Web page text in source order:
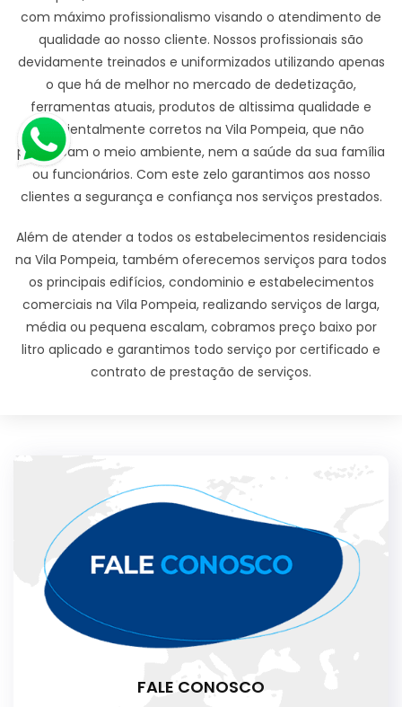
com máximo profissionalismo visando o atendimento de
qualidade ao nosso cliente. Nossos profissionais são
devidamente treinados e uniformizados utilizando apenas
o que há de melhor no mercado de dedetização,
ferramentas atuais, produtos de altissima qualidade e
ambientalmente corretos na Vila Pompeia, que não
prejudicam o meio ambiente, nem a saúde da sua família
ou funcionários. Com este zelo garantimos aos nosso
clientes a segurança e confiança nos serviços prestados.
Além de atender a todos os estabelecimentos residenciais
na Vila Pompeia, também oferecemos serviços para todos
os principais edifícios, condominio e estabelecimentos
comerciais na Vila Pompeia, realizando serviços de larga,
média ou pequena escalam, cobramos preço baixo por
litro aplicado e garantimos todo serviço por certificado e
contrato de prestação de serviços.
FALE CONOSCO